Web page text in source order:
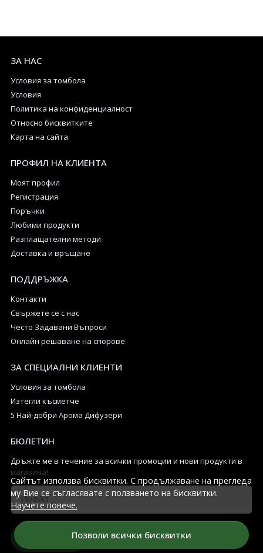
Сайтът използва бисквитки. С продължаване на прегледа
му Вие се съгласявате с ползването на бисквитки.
Научете повече.
Позволи всички бисквитки
ЗА НАС
Условия за томбола
Условия
Политика на конфиденциалност
Относно бисквитките
Карта на сайта
ПРОФИЛ НА КЛИЕНТА
Моят профил
Регистрация
Поръчки
Любими продукти
Разплащателни методи
Доставка и връщане
ПОДДРЪЖКА
Контакти
Свържете се с нас
Често Задавани Въпроси
Онлайн решаване на спорове
ЗА СПЕЦИАЛНИ КЛИЕНТИ
Условия за томбола
Изтегли късметче
5 Най-добри Арома Дифузери
БЮЛЕТИН
Дръжте ме в течение за всички промоции и нови продукти в
магазина!
Имейл
Абонирай се